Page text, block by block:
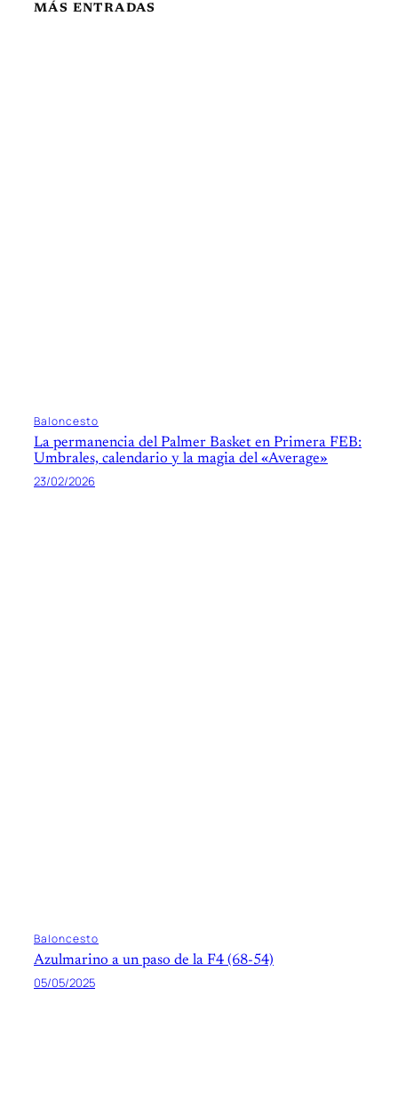
MÁS ENTRADAS
Baloncesto
La permanencia del Palmer Basket en Primera FEB:
Umbrales, calendario y la magia del «Average»
23/02/2026
Baloncesto
Azulmarino a un paso de la F4 (68-54)
05/05/2025